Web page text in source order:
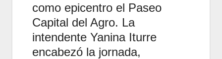
como epicentro el Paseo
Capital del Agro. La
intendente Yanina Iturre
encabezó la jornada,